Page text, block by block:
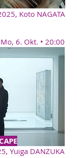
Koto NAGATA
Mo, 6. Okt. • 20:00
Yuiga DANZUKA